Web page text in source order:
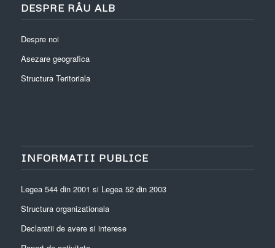
DESPRE RÂU ALB
Despre noi
Asezare geografica
Structura Teritoriala
INFORMATII PUBLICE
Legea 544 din 2001 si Legea 52 din 2003
Structura organizationala
Declaratii de avere si interese